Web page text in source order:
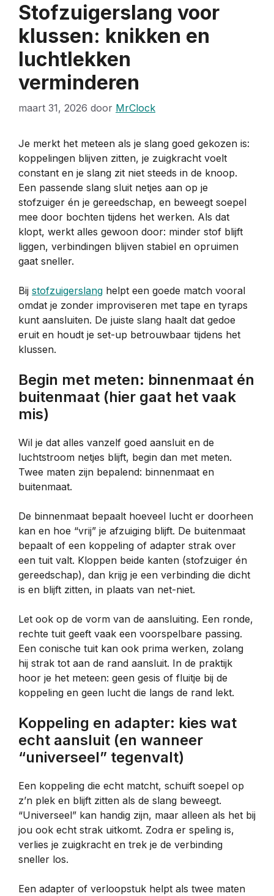
Stofzuigerslang voor
klussen: knikken en
luchtlekken
verminderen
maart 31, 2026 door MrClock
Je merkt het meteen als je slang goed gekozen is:
koppelingen blijven zitten, je zuigkracht voelt
constant en je slang zit niet steeds in de knoop.
Een passende slang sluit netjes aan op je
stofzuiger én je gereedschap, en beweegt soepel
mee door bochten tijdens het werken. Als dat
klopt, werkt alles gewoon door: minder stof blijft
liggen, verbindingen blijven stabiel en opruimen
gaat sneller.
Bij stofzuigerslang helpt een goede match vooral
omdat je zonder improviseren met tape en tyraps
kunt aansluiten. De juiste slang haalt dat gedoe
eruit en houdt je set-up betrouwbaar tijdens het
klussen.
Begin met meten: binnenmaat én
buitenmaat (hier gaat het vaak
mis)
Wil je dat alles vanzelf goed aansluit en de
luchtstroom netjes blijft, begin dan met meten.
Twee maten zijn bepalend: binnenmaat en
buitenmaat.
De binnenmaat bepaalt hoeveel lucht er doorheen
kan en hoe “vrij” je afzuiging blijft. De buitenmaat
bepaalt of een koppeling of adapter strak over
een tuit valt. Kloppen beide kanten (stofzuiger én
gereedschap), dan krijg je een verbinding die dicht
is en blijft zitten, in plaats van net-niet.
Let ook op de vorm van de aansluiting. Een ronde,
rechte tuit geeft vaak een voorspelbare passing.
Een conische tuit kan ook prima werken, zolang
hij strak tot aan de rand aansluit. In de praktijk
hoor je het meteen: geen gesis of fluitje bij de
koppeling en geen lucht die langs de rand lekt.
Koppeling en adapter: kies wat
echt aansluit (en wanneer
“universeel” tegenvalt)
Een koppeling die echt matcht, schuift soepel op
z’n plek en blijft zitten als de slang beweegt.
“Universeel” kan handig zijn, maar alleen als het bij
jou ook echt strak uitkomt. Zodra er speling is,
verlies je zuigkracht en trek je de verbinding
sneller los.
Een adapter of verloopstuk helpt als twee maten